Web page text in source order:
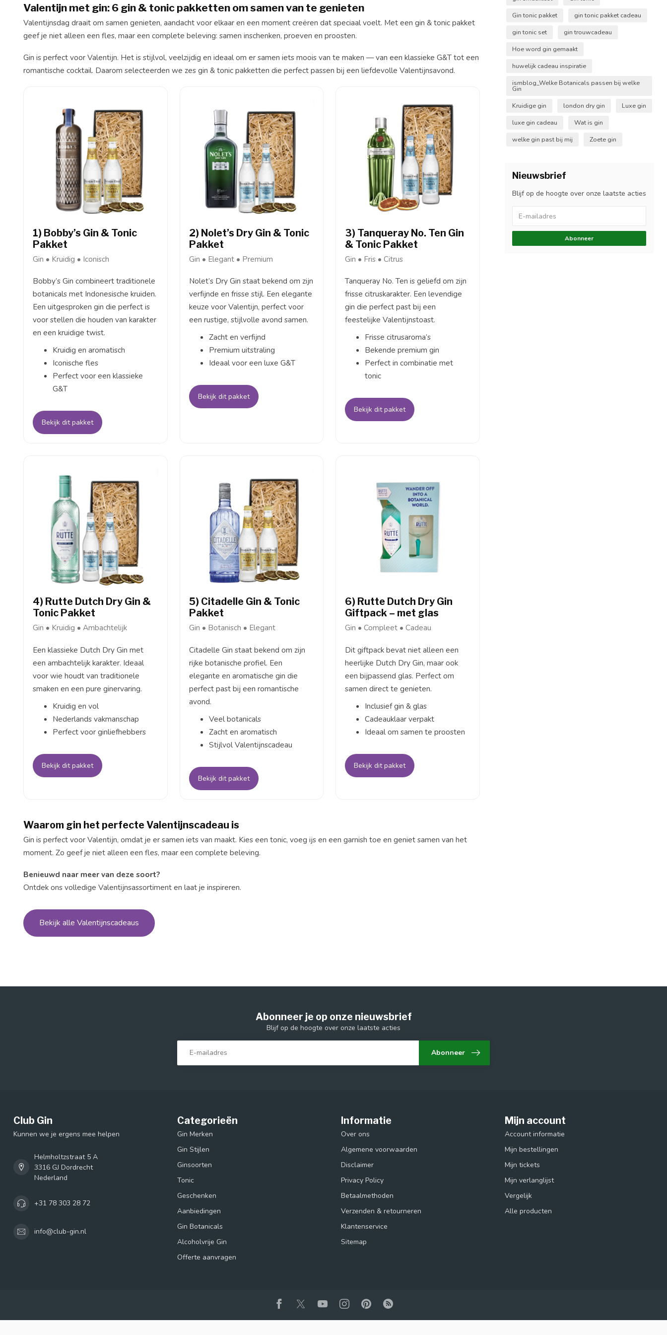
Valentijn met gin: 6 gin & tonic pakketten om samen van te genieten
Valentijnsdag draait om samen genieten, aandacht voor elkaar en een moment creëren dat speciaal voelt. Met een gin & tonic pakket
geef je niet alleen een fles, maar een complete beleving: samen inschenken, proeven en proosten.
Gin is perfect voor Valentijn. Het is stijlvol, veelzijdig en ideaal om er samen iets moois van te maken — van een klassieke G&T tot een
romantische cocktail. Daarom selecteerden we zes gin & tonic pakketten die perfect passen bij een liefdevolle Valentijnsavond.
1) Bobby’s Gin & Tonic
Pakket
Gin • Kruidig • Iconisch
Bobby’s Gin combineert traditionele
botanicals met Indonesische kruiden.
Een uitgesproken gin die perfect is
voor stellen die houden van karakter
en een kruidige twist.
Kruidig en aromatisch
Iconische fles
Perfect voor een klassieke
G&T
Bekijk dit pakket
2) Nolet’s Dry Gin & Tonic
Pakket
Gin • Elegant • Premium
Nolet’s Dry Gin staat bekend om zijn
verfijnde en frisse stijl. Een elegante
keuze voor Valentijn, perfect voor
een rustige, stijlvolle avond samen.
Zacht en verfijnd
Premium uitstraling
Ideaal voor een luxe G&T
Bekijk dit pakket
3) Tanqueray No. Ten Gin
& Tonic Pakket
Gin • Fris • Citrus
Tanqueray No. Ten is geliefd om zijn
frisse citruskarakter. Een levendige
gin die perfect past bij een
feestelijke Valentijnstoast.
Frisse citrusaroma’s
Bekende premium gin
Perfect in combinatie met
tonic
Bekijk dit pakket
4) Rutte Dutch Dry Gin &
Tonic Pakket
Gin • Kruidig • Ambachtelijk
Een klassieke Dutch Dry Gin met
een ambachtelijk karakter. Ideaal
voor wie houdt van traditionele
smaken en een pure ginervaring.
Kruidig en vol
Nederlands vakmanschap
Perfect voor ginliefhebbers
Bekijk dit pakket
5) Citadelle Gin & Tonic
Pakket
Gin • Botanisch • Elegant
Citadelle Gin staat bekend om zijn
rijke botanische profiel. Een
elegante en aromatische gin die
perfect past bij een romantische
avond.
Veel botanicals
Zacht en aromatisch
Stijlvol Valentijnscadeau
Bekijk dit pakket
6) Rutte Dutch Dry Gin
Giftpack – met glas
Gin • Compleet • Cadeau
Dit giftpack bevat niet alleen een
heerlijke Dutch Dry Gin, maar ook
een bijpassend glas. Perfect om
samen direct te genieten.
Inclusief gin & glas
Cadeauklaar verpakt
Ideaal om samen te proosten
Bekijk dit pakket
Waarom gin het perfecte Valentijnscadeau is
Gin is perfect voor Valentijn, omdat je er samen iets van maakt. Kies een tonic, voeg ijs en een garnish toe en geniet samen van het
moment. Zo geef je niet alleen een fles, maar een complete beleving.
Benieuwd naar meer van deze soort?
Ontdek ons volledige Valentijnsassortiment en laat je inspireren.
Bekijk alle Valentijnscadeaus
Gin tonic pakket
gin tonic pakket cadeau
gin tonic set
gin trouwcadeau
Hoe word gin gemaakt
huwelijk cadeau inspiratie
ismblog_Welke Botanicals passen bij welke
Gin
Kruidige gin
london dry gin
Luxe gin
luxe gin cadeau
Wat is gin
welke gin past bij mij
Zoete gin
Nieuwsbrief
Blijf op de hoogte over onze laatste acties
Abonneer
Abonneer je op onze nieuwsbrief
Blijf op de hoogte over onze laatste acties
Abonneer
Club Gin
Kunnen we je ergens mee helpen
Helmholtzstraat 5 A
3316 GJ Dordrecht
Nederland
+31 78 303 28 72
info@club-gin.nl
Categorieën
Gin Merken
Gin Stijlen
Ginsoorten
Tonic
Geschenken
Aanbiedingen
Gin Botanicals
Alcoholvrije Gin
Offerte aanvragen
Informatie
Over ons
Algemene voorwaarden
Disclaimer
Privacy Policy
Betaalmethoden
Verzenden & retourneren
Klantenservice
Sitemap
Mijn account
Account informatie
Mijn bestellingen
Mijn tickets
Mijn verlanglijst
Vergelijk
Alle producten